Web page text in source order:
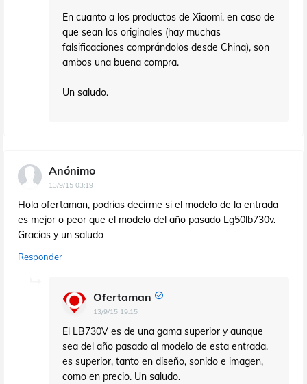
En cuanto a los productos de Xiaomi, en caso de
que sean los originales (hay muchas
falsificaciones comprándolos desde China), son
ambos una buena compra.
Un saludo.
Anónimo
13/9/15 03:19
Hola ofertaman, podrias decirme si el modelo de la entrada
es mejor o peor que el modelo del año pasado Lg50lb730v.
Gracias y un saludo
Responder
Ofertaman
13/9/15 19:15
El LB730V es de una gama superior y aunque
sea del año pasado al modelo de esta entrada,
es superior, tanto en diseño, sonido e imagen,
como en precio. Un saludo.